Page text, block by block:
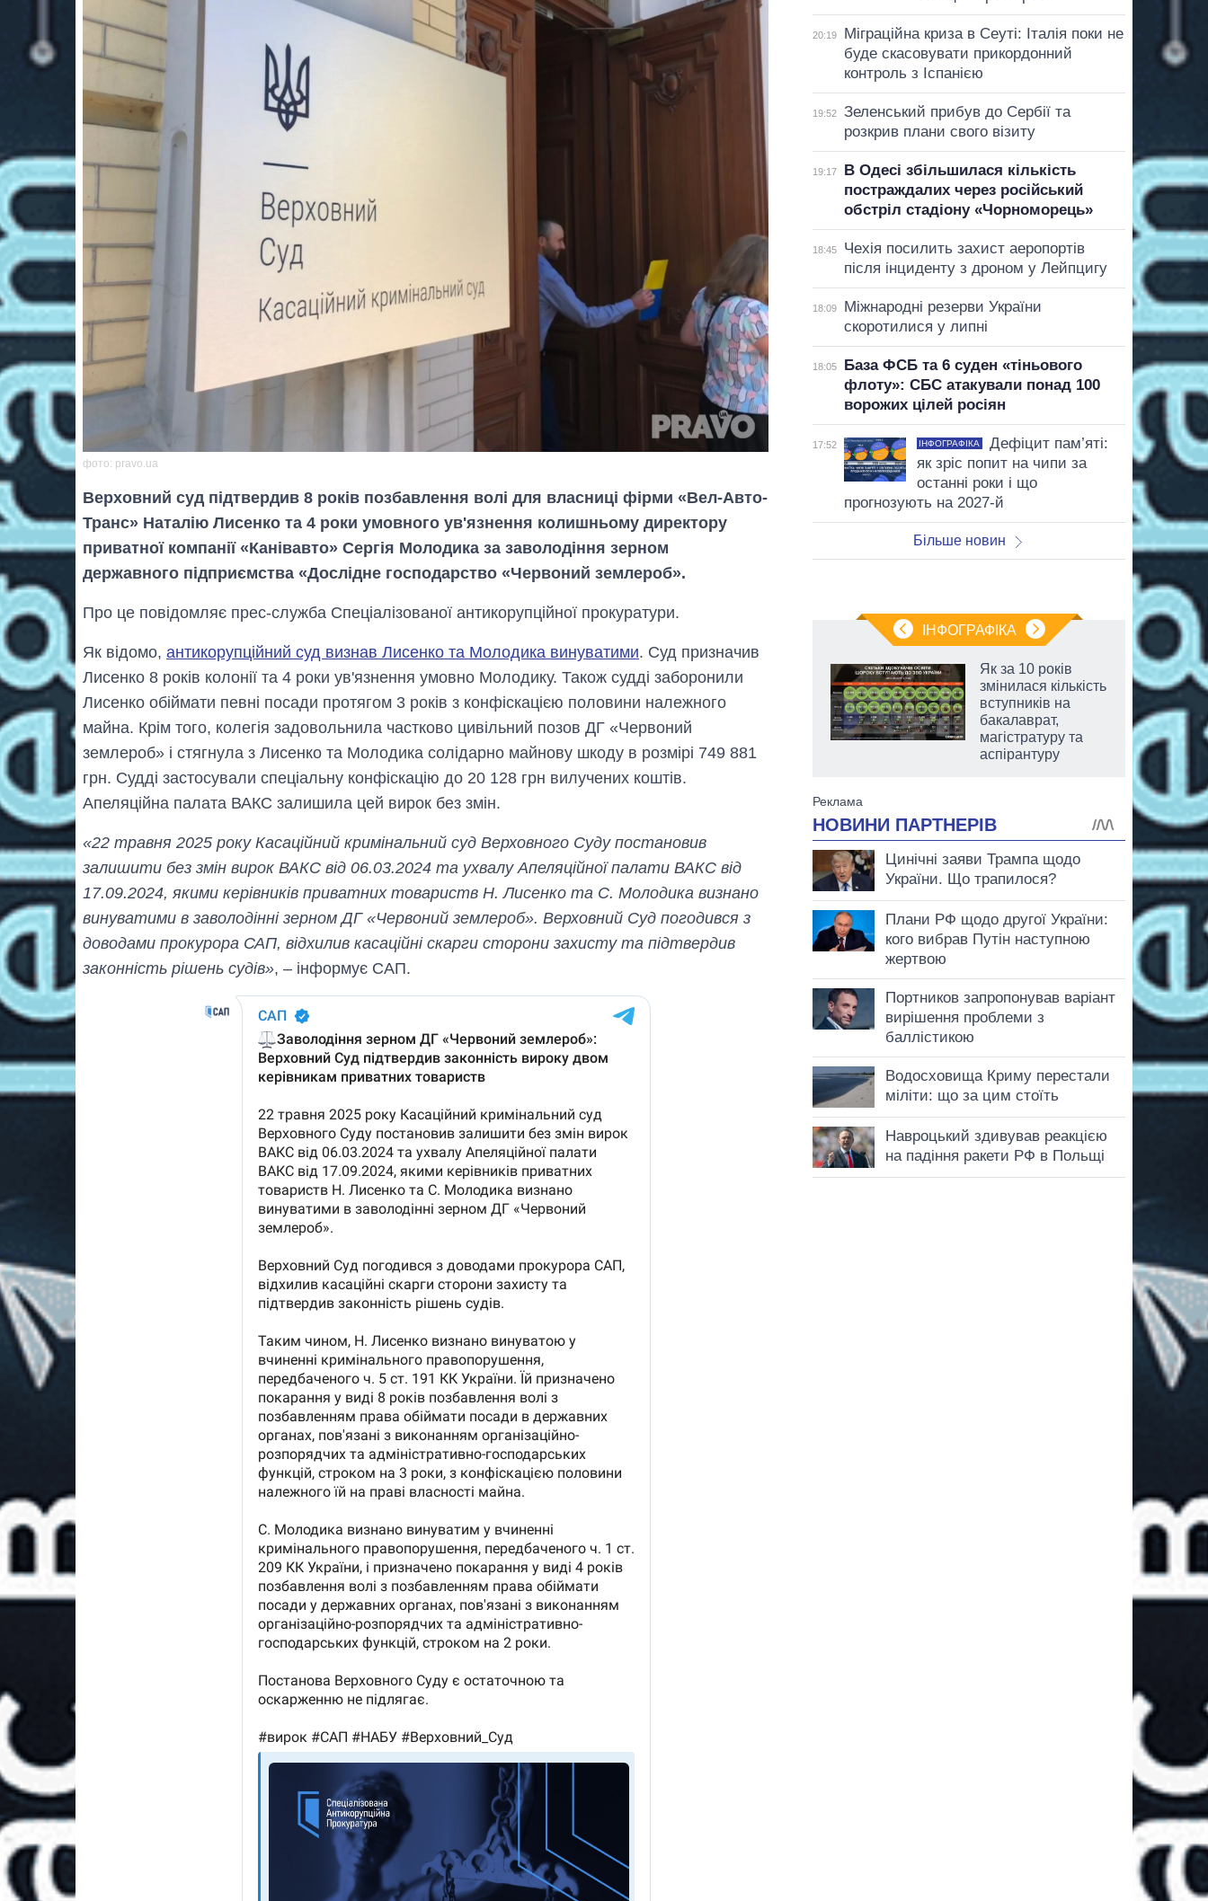
фото: pravo.ua
Верховний суд підтвердив 8 років позбавлення волі для власниці фірми «Вел-Авто-
Транс» Наталію Лисенко та 4 роки умовного ув'язнення колишньому директору
приватної компанії «Канівавто» Сергія Молодика за заволодіння зерном
державного підприємства «Дослідне господарство «Червоний землероб».
Про це повідомляє прес-служба Спеціалізованої антикорупційної прокуратури.
Як відомо, антикорупційний суд визнав Лисенко та Молодика винуватими. Суд призначив
Лисенко 8 років колонії та 4 роки ув'язнення умовно Молодику. Також судді заборонили
Лисенко обіймати певні посади протягом 3 років з конфіскацією половини належного
майна. Крім того, колегія задовольнила частково цивільний позов ДГ «Червоний
землероб» і стягнула з Лисенко та Молодика солідарно майнову шкоду в розмірі 749 881
грн. Судді застосували спеціальну конфіскацію до 20 128 грн вилучених коштів.
Апеляційна палата ВАКС залишила цей вирок без змін.
«22 травня 2025 року Касаційний кримінальний суд Верховного Суду постановив
залишити без змін вирок ВАКС від 06.03.2024 та ухвалу Апеляційної палати ВАКС від
17.09.2024, якими керівників приватних товариств Н. Лисенко та С. Молодика визнано
винуватими в заволодінні зерном ДГ «Червоний землероб». Верховний Суд погодився з
доводами прокурора САП, відхилив касаційні скарги сторони захисту та підтвердив
законність рішень судів», – інформує САП.
20:19
Міграційна криза в Сеуті: Італія поки не
буде скасовувати прикордонний
контроль з Іспанією
19:52
Зеленський прибув до Сербії та
розкрив плани свого візиту
19:17
В Одесі збільшилася кількість
постраждалих через російський
обстріл стадіону «Чорноморець»
18:45
Чехія посилить захист аеропортів
після інциденту з дроном у Лейпцигу
18:09
Міжнародні резерви України
скоротилися у липні
18:05
База ФСБ та 6 суден «тіньового
флоту»: СБС атакували понад 100
ворожих цілей росіян
17:52 ІНФОГРАФІКА
Дефіцит пам’яті:
як зріс попит на чипи за
останні роки і що
прогнозують на 2027-й
Більше новин
ІНФОГРАФІКА
Від 1 місяця – до 5
років: хто і як
довго обіймав
посаду керівника
СЗР
Як за 10 років
змінилася кількість
вступників на
бакалаврат,
магістратуру та
аспірантуру